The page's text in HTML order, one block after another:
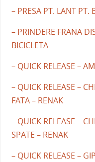
– PRESA PT. LANT PT.
– PRINDERE FRANA
BICICLETA
– QUICK RELEASE –
– QUICK RELEASE –
FATA – RENAK
– QUICK RELEASE –
SPATE – RENAK
– QUICK RELEASE –